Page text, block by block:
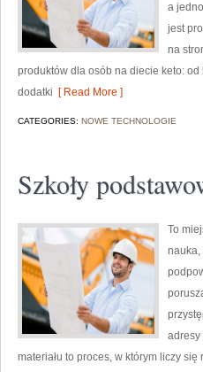
a
jest
na
produktów dla osób na diecie keto:
dodatki [ Read More ]
CATEGORIES: NOWE TECHNOLOGIE
Szkoły
To
nauka,
adresy
materiału to proces, w którym liczy